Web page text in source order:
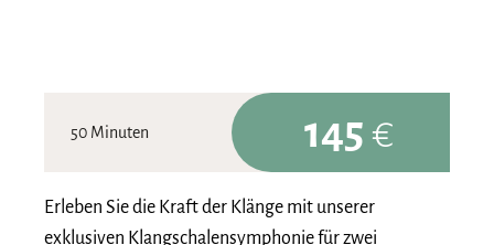
50 Minuten 145 €
Erleben Sie die Kraft der Klänge mit unserer
exklusiven Klangschalensymphonie für zwei